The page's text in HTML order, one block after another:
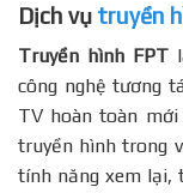
Dịch vụ truyền
Truyền hình FPT
công nghệ tương
TV hoàn toàn
truyền hình trong
tính năng xem lại,